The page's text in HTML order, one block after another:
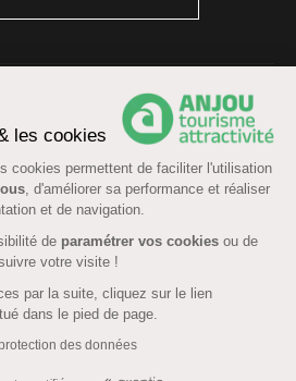
les cookies
cookies permettent de faciliter l'utilisation
, d'améliorer sa performance et réaliser
et de navigation.
de paramétrer vos cookies ou de
votre visite !
par la suite, cliquez sur le lien
dans le pied de page.
des données
Données personnelles -Cookies